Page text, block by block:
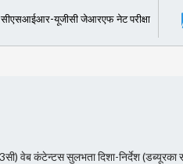
सीएसआईआर-यूजीसी जेआरएफ नेट परीक्षा
3सी) वेब कंटेन्टस सुलभता दिशा-निर्देश